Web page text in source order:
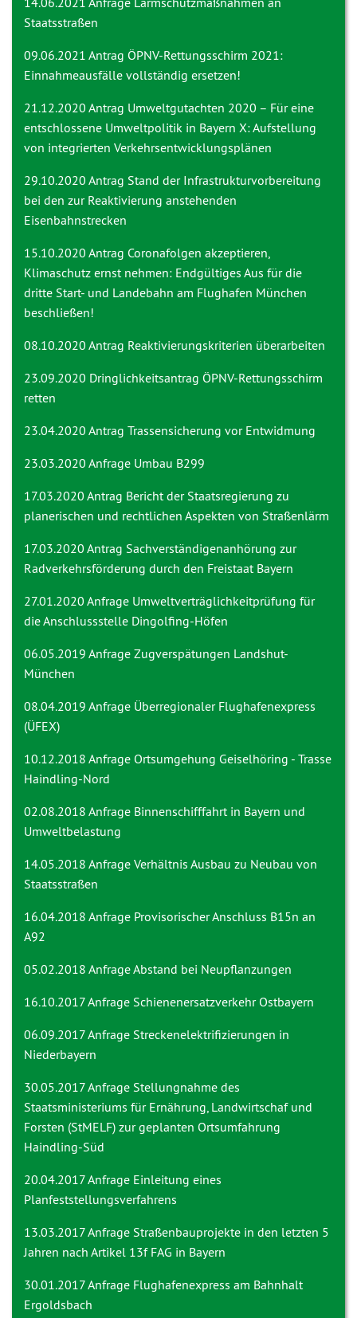
Staatsstraßen
09.06.2021 Antrag ÖPNV-Rettungsschirm 2021:
Einnahmeausfälle vollständig ersetzen!
21.12.2020 Antrag Umweltgutachten 2020 – Für eine
entschlossene Umweltpolitik in Bayern X: Aufstellung
von integrierten Verkehrsentwicklungsplänen
29.10.2020 Antrag Stand der Infrastrukturvorbereitung
bei den zur Reaktivierung anstehenden
Eisenbahnstrecken
15.10.2020 Antrag Coronafolgen akzeptieren,
Klimaschutz ernst nehmen: Endgültiges Aus für die
dritte Start- und Landebahn am Flughafen München
beschließen!
08.10.2020 Antrag Reaktivierungskriterien überarbeiten
23.09.2020 Dringlichkeitsantrag ÖPNV-Rettungsschirm
retten
23.04.2020 Antrag Trassensicherung vor Entwidmung
23.03.2020 Anfrage Umbau B299
17.03.2020 Antrag Bericht der Staatsregierung zu
planerischen und rechtlichen Aspekten von Straßenlärm
17.03.2020 Antrag Sachverständigenanhörung zur
Radverkehrsförderung durch den Freistaat Bayern
27.01.2020 Anfrage Umweltverträglichkeitprüfung für
die Anschlussstelle Dingolfing-Höfen
06.05.2019 Anfrage Zugverspätungen Landshut-
München
08.04.2019 Anfrage Überregionaler Flughafenexpress
(ÜFEX)
10.12.2018 Anfrage Ortsumgehung Geiselhöring - Trasse
Haindling-Nord
02.08.2018 Anfrage Binnenschifffahrt in Bayern und
Umweltbelastung
14.05.2018 Anfrage Verhältnis Ausbau zu Neubau von
Staatsstraßen
16.04.2018 Anfrage Provisorischer Anschluss B15n an
A92
05.02.2018 AnfrageAbstand bei Neupflanzungen
16.10.2017 Anfrage Schienenersatzverkehr Ostbayern
06.09.2017 Anfrage Streckenelektrifizierungen in
Niederbayern
30.05.2017 Anfrage Stellungnahme des
Staatsministeriums für Ernährung, Landwirtschaf und
Forsten (StMELF) zur geplanten Ortsumfahrung
Haindling-Süd
20.04.2017 Anfrage Einleitung eines
Planfeststellungsverfahrens
13.03.2017 Anfrage Straßenbauprojekte in den letzten 5
Jahren nach Artikel 13f FAG in Bayern
30.01.2017 Anfrage Flughafenexpress am Bahnhalt
Ergoldsbach